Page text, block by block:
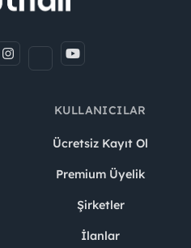
KULLANICILAR
Ücretsiz Kayıt Ol
Premium Üyelik
Şirketler
İlanlar